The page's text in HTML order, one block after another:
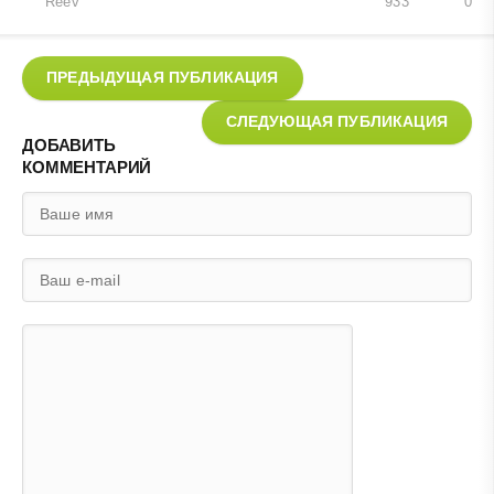
ПРЕДЫДУЩАЯ ПУБЛИКАЦИЯ
СЛЕДУЮЩАЯ ПУБЛИКАЦИЯ
ДОБАВИТЬ
КОММЕНТАРИЙ